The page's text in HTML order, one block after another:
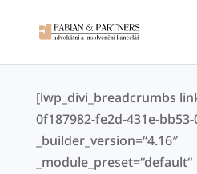
[lwp_divi_breadcrumbs
0f187982-fe2d-431e-bb53-
_builder_version=“4.16″
_module_preset=“default“